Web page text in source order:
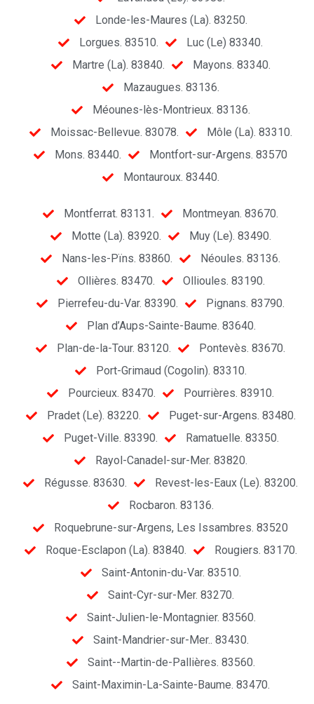
Londe-les-Maures (La). 83250.
Lorgues. 83510.
Luc (Le) 83340.
Martre (La). 83840.
Mayons. 83340.
Mazaugues. 83136.
Méounes-lès-Montrieux. 83136.
Moissac-Bellevue. 83078.
Môle (La). 83310.
Mons. 83440.
Montfort-sur-Argens. 83570
Montauroux. 83440.
Montferrat. 83131.
Montmeyan. 83670.
Motte (La). 83920.
Muy (Le). 83490.
Nans-les-Pïns. 83860.
Néoules. 83136.
Ollières. 83470.
Ollioules. 83190.
Pierrefeu-du-Var. 83390.
Pignans. 83790.
Plan d’Aups-Sainte-Baume. 83640.
Plan-de-la-Tour. 83120.
Pontevès. 83670.
Port-Grimaud (Cogolin). 83310.
Pourcieux. 83470.
Pourrières. 83910.
Pradet (Le). 83220.
Puget-sur-Argens. 83480.
Puget-Ville. 83390.
Ramatuelle. 83350.
Rayol-Canadel-sur-Mer. 83820.
Régusse. 83630.
Revest-les-Eaux (Le). 83200.
Rocbaron. 83136.
Roquebrune-sur-Argens, Les Issambres. 83520
Roque-Esclapon (La). 83840.
Rougiers. 83170.
Saint-Antonin-du-Var. 83510.
Saint-Cyr-sur-Mer. 83270.
Saint-Julien-le-Montagnier. 83560.
Saint-Mandrier-sur-Mer.. 83430.
Saint--Martin-de-Pallières. 83560.
Saint-Maximin-La-Sainte-Baume. 83470.